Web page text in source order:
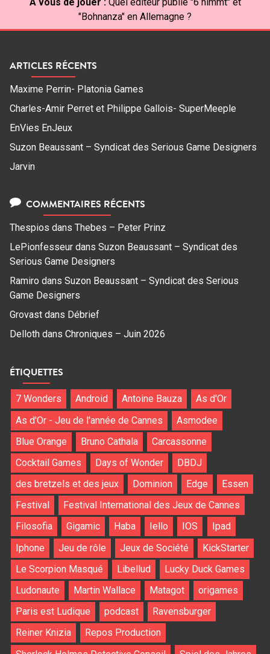
"Bohnanza" en Allemagne ?
ARTICLES RÉCENTS
Maxime Perrin- Platonia Games
Charles-Amir Perret et Philippe Gallois- SuperMeeple
EnVies EnJeux
Suzon Beaussant – Syndicat des Serious Game Designers
Jarvin
COMMENTAIRES RÉCENTS
Thespios dans Thebes – Peter Prinz
LePionfesseur dans Suzon Beaussant – Syndicat des
Serious Game Designers
Ramiro dans Suzon Beaussant – Syndicat des Serious
Game Designers
Grovast dans Débrief
Delloth dans Chroniques – Juin 2026
ÉTIQUETTES
7 Wonders Android Antoine Bauza
As d'Or
As d'Or - Jeu de l'année de Cannes
Asmodee
Blue Orange
Bruno Cathala
Carcassonne
Cocktail Games
Days of Wonder
DBDJ
des bretzels et des jeux
Dominion Edge
Essen
Festival
Festival International des Jeux de Cannes
Filosofia
Gigamic Haba Iello IOS
Ipad
Iphone
Jeu de rôle Jeux de Société
KickStarter
Le Scorpion Masqué
Libellud
Lucky Duck Games
Ludonaute
Martin Wallace Matagot
origames
Paris est Ludique
podcast
Ravensburger
Reiner Knizia
Repos Production